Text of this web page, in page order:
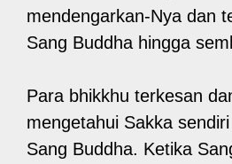
mendengarkan-Nya dan
Sang Buddha hingga
Para bhikkhu terkesan
mengetahui Sakka
Sang Buddha. Ketika